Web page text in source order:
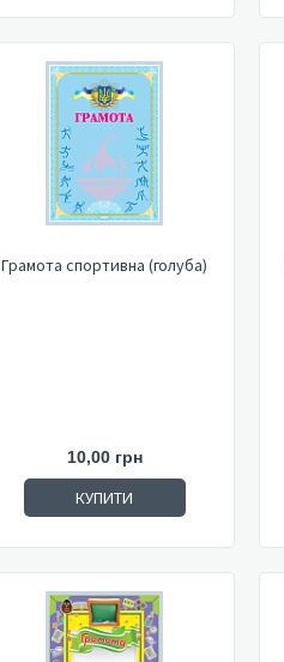
Грамота спортивна (голуба)
10,00 грн
КУПИТИ